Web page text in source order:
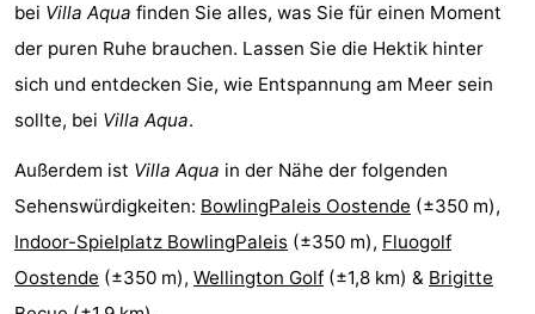
Golfplatze
-
und
trinken
Veranstaltungen
Praktisch
Forum
Route
bei Villa Aqua finden Sie alles, was Sie für einen Moment
der puren Ruhe brauchen. Lassen Sie die Hektik hinter
sich und entdecken Sie, wie Entspannung am Meer sein
sollte, bei Villa Aqua.
Außerdem ist Villa Aqua in der Nähe der folgenden
Sehenswürdigkeiten: BowlingPaleis Oostende (±350 m),
Indoor-Spielplatz BowlingPaleis (±350 m), Fluogolf
Oostende (±350 m), Wellington Golf (±1,8 km) & Brigitte